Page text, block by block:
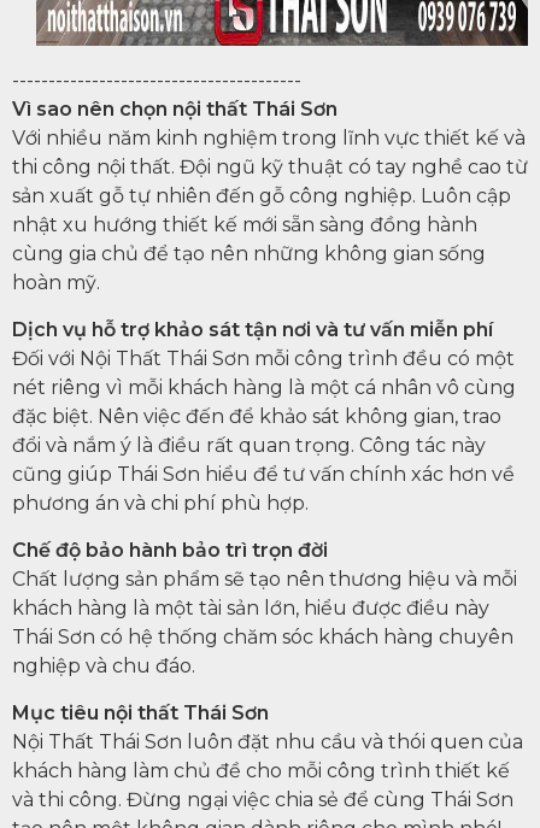
----------------------------------------
Vì sao nên chọn nội thất Thái Sơn
Với nhiều năm kinh nghiệm trong lĩnh vực thiết kế và
thi công nội thất. Đội ngũ kỹ thuật có tay nghề cao từ
sản xuất gỗ tự nhiên đến gỗ công nghiệp. Luôn cập
nhật xu hướng thiết kế mới sẵn sàng đồng hành
cùng gia chủ để tạo nên những không gian sống
hoàn mỹ.
Dịch vụ hỗ trợ khảo sát tận nơi và tư vấn miễn phí
Đối với Nội Thất Thái Sơn mỗi công trình đều có một
nét riêng vì mỗi khách hàng là một cá nhân vô cùng
đặc biệt. Nên việc đến để khảo sát không gian, trao
đổi và nắm ý là điều rất quan trọng. Công tác này
cũng giúp Thái Sơn hiểu để tư vấn chính xác hơn về
phương án và chi phí phù hợp.
Chế độ bảo hành bảo trì trọn đời
Chất lượng sản phẩm sẽ tạo nên thương hiệu và mỗi
khách hàng là một tài sản lớn, hiểu được điều này
Thái Sơn có hệ thống chăm sóc khách hàng chuyên
nghiệp và chu đáo.
Mục tiêu nội thất Thái Sơn
Nội Thất Thái Sơn luôn đặt nhu cầu và thói quen của
khách hàng làm chủ đề cho mỗi công trình thiết kế
và thi công. Đừng ngại việc chia sẻ để cùng Thái Sơn